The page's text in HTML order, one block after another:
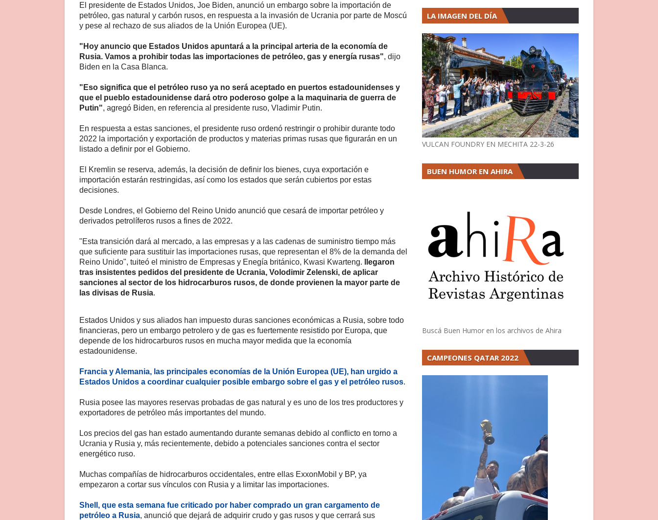
El presidente de Estados Unidos, Joe Biden, anunció un embargo sobre la importación de
petróleo, gas natural y carbón rusos, en respuesta a la invasión de Ucrania por parte de Moscú
y pese al rechazo de sus aliados de la Unión Europea (UE).
"Hoy anuncio que Estados Unidos apuntará a la principal arteria de la economía de
Rusia. Vamos a prohibir todas las importaciones de petróleo, gas y energía rusas", dijo
Biden en la Casa Blanca.
"Eso significa que el petróleo ruso ya no será aceptado en puertos estadounidenses y
que el pueblo estadounidense dará otro poderoso golpe a la maquinaria de guerra de
Putin", agregó Biden, en referencia al presidente ruso, Vladimir Putin.
En respuesta a estas sanciones, el presidente ruso ordenó restringir o prohibir durante todo
2022 la importación y exportación de productos y materias primas rusas que figurarán en un
listado a definir por el Gobierno.
El Kremlin se reserva, además, la decisión de definir los bienes, cuya exportación e
importación estarán restringidas, así como los estados que serán cubiertos por estas
decisiones.
Desde Londres, el Gobierno del Reino Unido anunció que cesará de importar petróleo y
derivados petrolíferos rusos a fines de 2022.
"Esta transición dará al mercado, a las empresas y a las cadenas de suministro tiempo más
que suficiente para sustituir las importaciones rusas, que representan el 8% de la demanda del
Reino Unido", tuiteó el ministro de Empresas y Enegía británico, Kwasi Kwarteng. llegaron
tras insistentes pedidos del presidente de Ucrania, Volodimir Zelenski, de aplicar
sanciones al sector de los hidrocarburos rusos, de donde provienen la mayor parte de
las divisas de Rusia.
Estados Unidos y sus aliados han impuesto duras sanciones económicas a Rusia, sobre todo
financieras, pero un embargo petrolero y de gas es fuertemente resistido por Europa, que
depende de los hidrocarburos rusos en mucha mayor medida que la economía
estadounidense.
Francia y Alemania, las principales economías de la Unión Europea (UE), han urgido a
Estados Unidos a coordinar cualquier posible embargo sobre el gas y el petróleo rusos.
Rusia posee las mayores reservas probadas de gas natural y es uno de los tres productores y
exportadores de petróleo más importantes del mundo.
Los precios del gas han estado aumentando durante semanas debido al conflicto en torno a
Ucrania y Rusia y, más recientemente, debido a potenciales sanciones contra el sector
energético ruso.
Muchas compañías de hidrocarburos occidentales, entre ellas ExxonMobil y BP, ya
empezaron a cortar sus vínculos con Rusia y a limitar las importaciones.
Shell, que esta semana fue criticado por haber comprado un gran cargamento de
petróleo a Rusia, anunció que dejará de adquirir crudo y gas rusos y que cerrará sus
LA IMAGEN DEL DÍA
VULCAN FOUNDRY EN MECHITA 22-3-26
BUEN HUMOR EN AHIRA
Buscá Buen Humor en los archivos de Ahira
CAMPEONES QATAR 2022